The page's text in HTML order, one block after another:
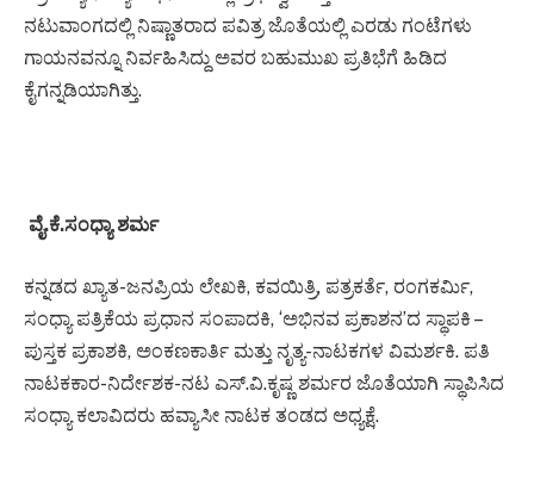
ನಟುವಾಂಗದಲ್ಲಿ ನಿಷ್ಣಾತರಾದ ಪವಿತ್ರ ಜೊತೆಯಲ್ಲಿ ಎರಡು ಗಂಟೆಗಳು
ಗಾಯನವನ್ನೂ ನಿರ್ವಹಿಸಿದ್ದು ಅವರ ಬಹುಮುಖ ಪ್ರತಿಭೆಗೆ ಹಿಡಿದ
ಕೈಗನ್ನಡಿಯಾಗಿತ್ತು.
ವೈ.ಕೆ.ಸಂಧ್ಯಾ ಶರ್ಮ
ಕನ್ನಡದ ಖ್ಯಾತ-ಜನಪ್ರಿಯ ಲೇಖಕಿ, ಕವಯಿತ್ರಿ, ಪತ್ರಕರ್ತೆ, ರಂಗಕರ್ಮಿ,
ಸಂಧ್ಯಾ ಪತ್ರಿಕೆಯ ಪ್ರಧಾನ ಸಂಪಾದಕಿ, ‘ಅಭಿನವ ಪ್ರಕಾಶನ’ದ ಸ್ಥಾಪಕಿ –
ಪುಸ್ತಕ ಪ್ರಕಾಶಕಿ, ಅಂಕಣಕಾರ್ತಿ ಮತ್ತು ನೃತ್ಯ-ನಾಟಕಗಳ ವಿಮರ್ಶಕಿ. ಪತಿ
ನಾಟಕಕಾರ-ನಿರ್ದೇಶಕ-ನಟ ಎಸ್.ವಿ.ಕೃಷ್ಣ ಶರ್ಮರ ಜೊತೆಯಾಗಿ ಸ್ಥಾಪಿಸಿದ
ಸಂಧ್ಯಾ ಕಲಾವಿದರು ಹವ್ಯಾಸೀ ನಾಟಕ ತಂಡದ ಅಧ್ಯಕ್ಷೆ.